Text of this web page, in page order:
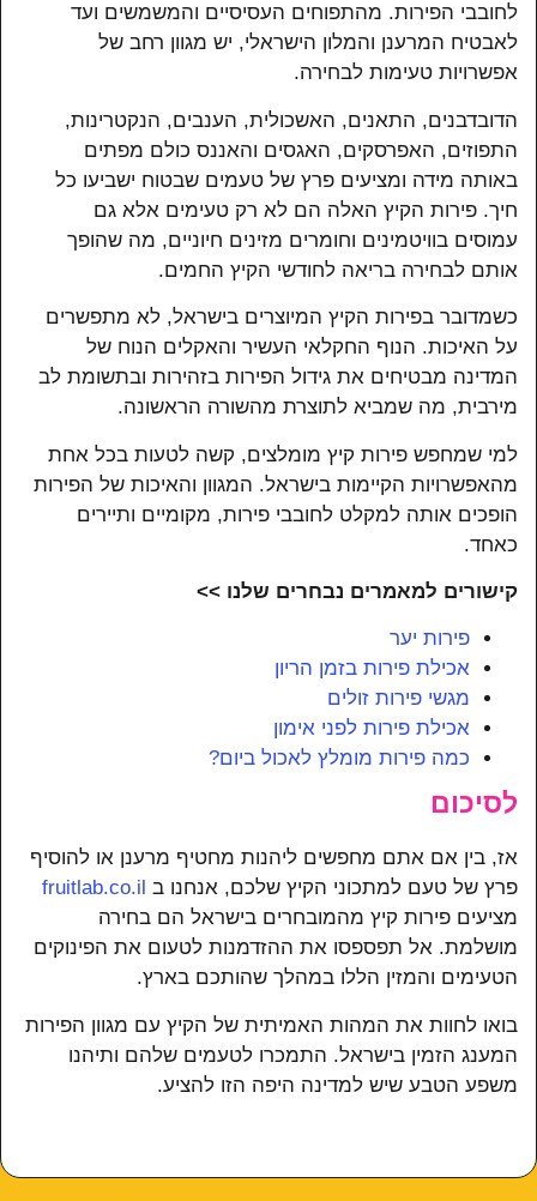
לחובבי הפירות. מהתפוחים העסיסיים והמשמשים ועד
לאבטיח המרענן והמלון הישראלי, יש מגוון רחב של
אפשרויות טעימות לבחירה.
הדובדבנים, התאנים, האשכולית, הענבים, הנקטרינות,
התפוזים, האפרסקים, האגסים והאננס כולם מפתים
באותה מידה ומציעים פרץ של טעמים שבטוח ישביעו כל
חיך. פירות הקיץ האלה הם לא רק טעימים אלא גם
עמוסים בוויטמינים וחומרים מזינים חיוניים, מה שהופך
אותם לבחירה בריאה לחודשי הקיץ החמים.
כשמדובר בפירות הקיץ המיוצרים בישראל, לא מתפשרים
על האיכות. הנוף החקלאי העשיר והאקלים הנוח של
המדינה מבטיחים את גידול הפירות בזהירות ובתשומת לב
מירבית, מה שמביא לתוצרת מהשורה הראשונה.
למי שמחפש פירות קיץ מומלצים, קשה לטעות בכל אחת
מהאפשרויות הקיימות בישראל. המגוון והאיכות של הפירות
הופכים אותה למקלט לחובבי פירות, מקומיים ותיירים
כאחד.
קישורים למאמרים נבחרים שלנו >>
פירות יער
אכילת פירות בזמן הריון
מגשי פירות זולים
אכילת פירות לפני אימון
כמה פירות מומלץ לאכול ביום?
לסיכום
אז, בין אם אתם מחפשים ליהנות מחטיף מרענן או להוסיף
פרץ של טעם למתכוני הקיץ שלכם, אנחנו ב fruitlab.co.il
מציעים פירות קיץ מהמובחרים בישראל הם בחירה
מושלמת. אל תפספסו את ההזדמנות לטעום את הפינוקים
הטעימים והמזין הללו במהלך שהותכם בארץ.
בואו לחוות את המהות האמיתית של הקיץ עם מגוון הפירות
המענג הזמין בישראל. התמכרו לטעמים שלהם ותיהנו
משפע הטבע שיש למדינה היפה הזו להציע.